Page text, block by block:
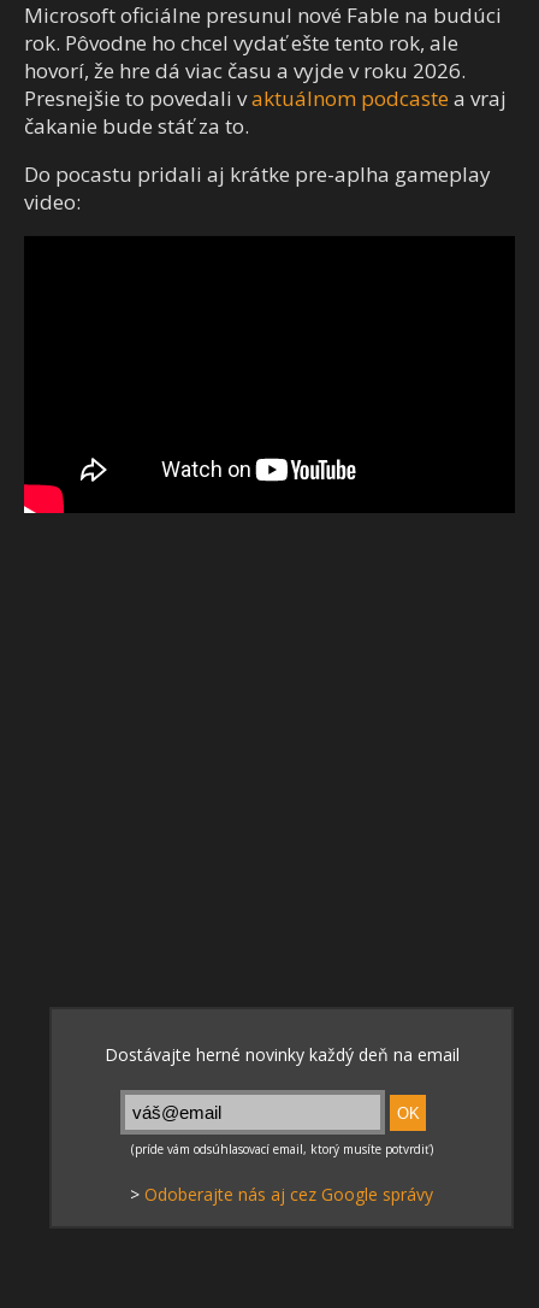
Microsoft oficiálne presunul nové Fable na budúci
rok. Pôvodne ho chcel vydať ešte tento rok, ale
hovorí, že hre dá viac času a vyjde v roku 2026.
Presnejšie to povedali vaktuálnom podcaste a vraj
čakanie bude stáť za to.
Do pocastu pridali aj krátke pre-aplha gameplay
video:
> Odoberajte nás aj cez Google správy